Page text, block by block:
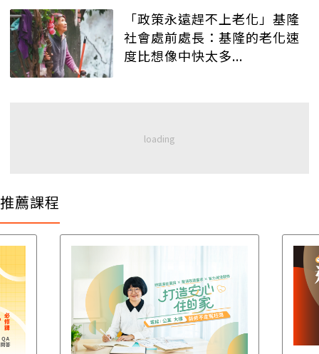
「政策永遠趕不上老化」基隆
社會處前處長：基隆的老化速
度比想像中快太多...
推薦課程